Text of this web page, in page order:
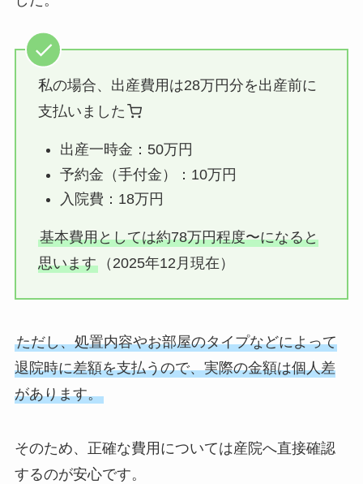
私の場合、出産費用は28万円分を出産前に
支払いました
出産一時金：50万円
予約金（手付金）：10万円
入院費：18万円
基本費用としては約78万円程度〜になると
思います（2025年12月現在）
ただし、処置内容やお部屋のタイプなどによって
退院時に差額を支払うので、実際の金額は個人差
があります。
そのため、正確な費用については産院へ直接確認
するのが安心です。